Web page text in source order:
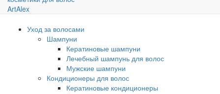
Уход за волосами
Шампуни
Кератиновые шампуни
Лечебный шампунь для волос
Мужские шампуни
Кондиционеры для волос
Кератиновые кондиционеры